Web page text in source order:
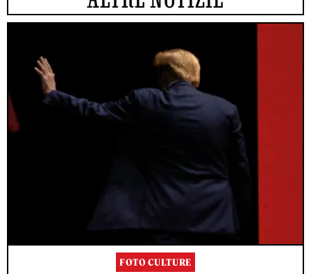
FOTO CULTURE